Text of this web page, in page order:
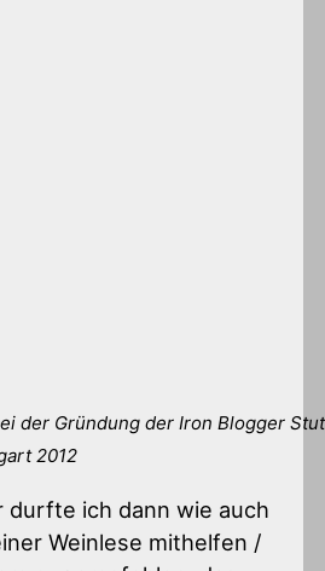
der Gründung der Iron Blogger
2012
durfte ich dann wie auch
Weinlese mithelfen /